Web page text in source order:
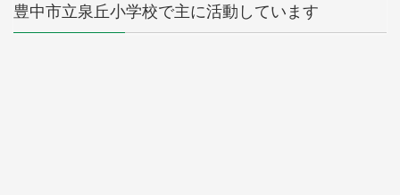
豊中市立泉丘小学校で主に活動しています